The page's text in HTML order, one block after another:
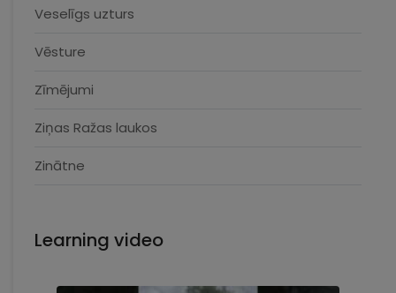
Veselīgs uzturs
Vēsture
Zīmējumi
Ziņas Ražas laukos
Zinātne
Learning video